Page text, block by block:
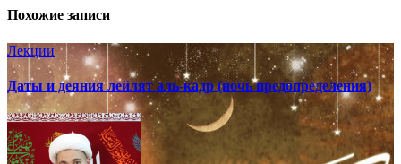
Похожие записи
Лекции
Даты и деяния лейлят аль-кадр (ночь предопределения)